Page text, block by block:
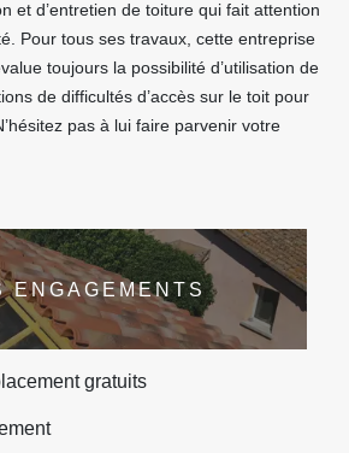
et d’entretien de toiture qui fait attention
Pour tous ses travaux, cette entreprise
toujours la possibilité d’utilisation de
de difficultés d’accès sur le toit pour
pas à lui faire parvenir votre
ENGAGEMENTS
gratuits